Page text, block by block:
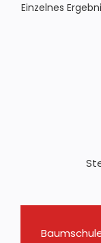
Einzelnes